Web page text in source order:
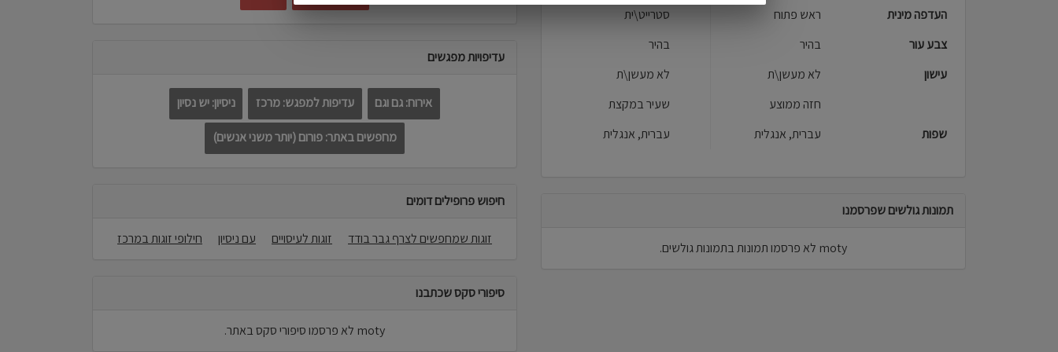
העדפה מינית
ראש פתוח
סטרייט\ית
צבע עור
בהיר
בהיר
עישון
לא מעשן\ת
לא מעשן\ת
חזה ממוצע
שעיר במקצת
שפות
עברית, אנגלית עברית, אנגלית
תמונות גולשים שפרסמנו
moty לא פרסמו תמונות בתמונות גולשים.
עדיפויות מפגשים
אירוח: גם וגם עדיפות למפגש: מרכז ניסיון: יש נסיון
מחפשים באתר: פורום (יותר משני אנשים)
חיפוש פרופילים דומים
זוגות שמחפשים לצרף גבר בודד זוגות לעיסויים עם ניסיון חילופי זוגות במרכז
סיפורי סקס שכתבנו
moty לא פרסמו סיפורי סקס באתר.